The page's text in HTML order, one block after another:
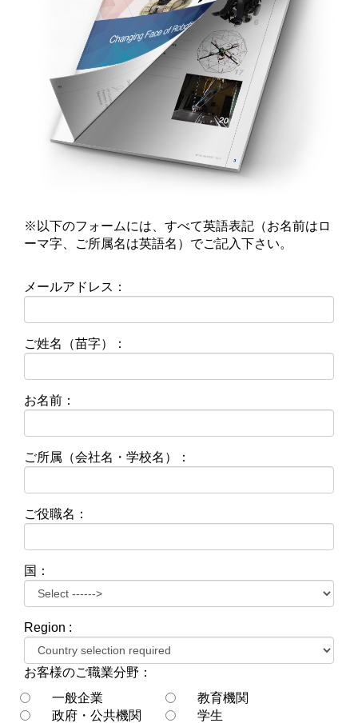
※以下のフォームには、すべて英語表記（お名前はロ
ーマ字、ご所属名は英語名）でご記入下さい。
メールアドレス：
ご姓名（苗字）：
お名前：
ご所属（会社名・学校名）：
ご役職名：
国：
Region :
お客様のご職業分野：
一般企業
教育機関
政府・公共機関
学生